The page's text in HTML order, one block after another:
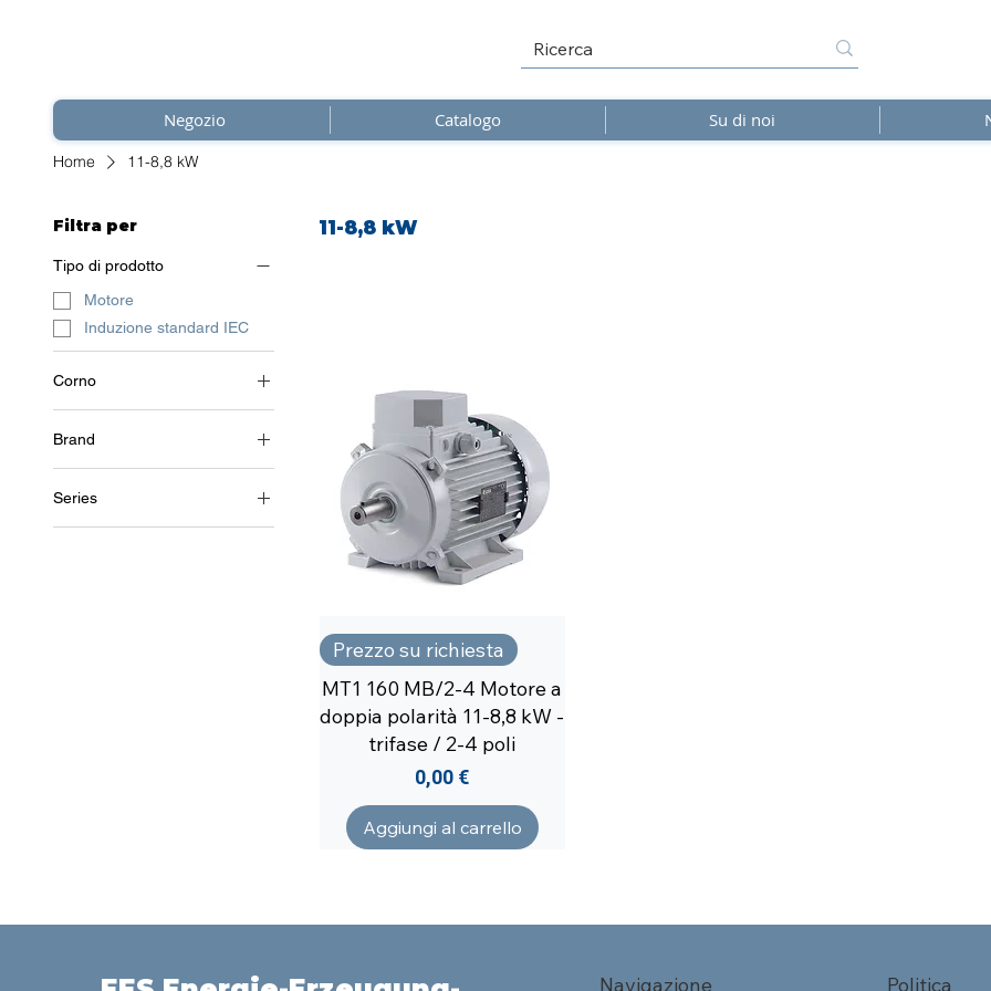
Negozio Catalogo Su di noi
Home 11-8,8 kW
Filtra per
Tipo di prodotto
Motore
Induzione standard IEC
Corno
3~ (trifase 400 V) / 50 Hz
Brand
Soga
Series
MT1/2
11-8,8 kW
Prezzo su richiesta
MT1 160 MB/2-4 Motore a
doppia polarità 11-8,8 kW -
trifase / 2-4 poli
Prezzo
0,00 €
Aggiungi al carrello
Navigazione Politica